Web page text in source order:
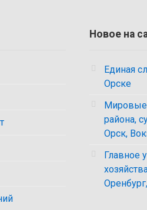
Новое на
Единая
Орске
Мировые
района,
Орск,
Главное